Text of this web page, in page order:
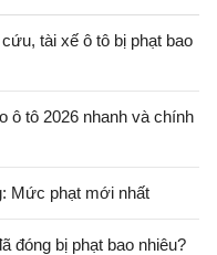
tài xế ô tô bị phạt bao
ô tô 2026 nhanh và chính
Mức phạt mới nhất
đóng bị phạt bao nhiêu?